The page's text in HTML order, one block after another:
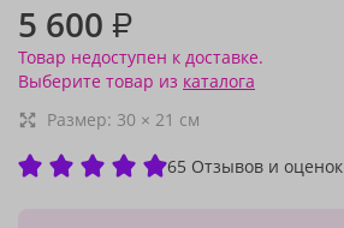
5 600 ₽
Товар недоступен к доставке.
Выберите товар из каталога
Размер: 30 × 21 см
65 Отзывов и оценок